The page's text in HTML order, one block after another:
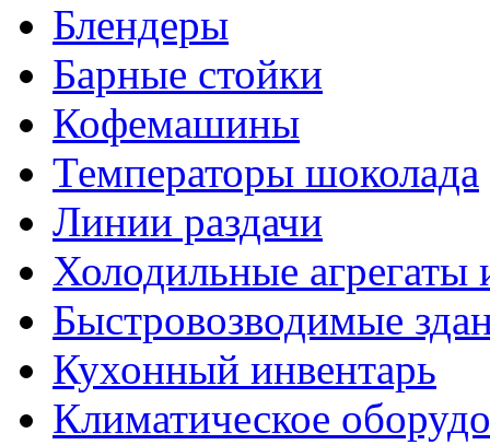
Блендеры
Барные стойки
Кофемашины
Температоры шоколада
Линии раздачи
Холодильные агрегаты
Быстровозводимые
Кухонный инвентарь
Климатическое